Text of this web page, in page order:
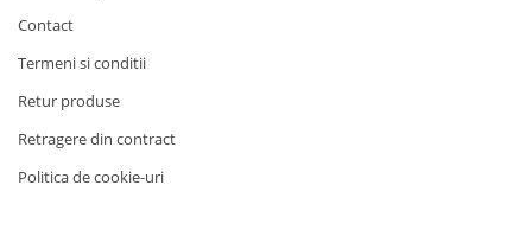
Contact
Termeni si conditii
Retur produse
Retragere din contract
Politica de cookie-uri